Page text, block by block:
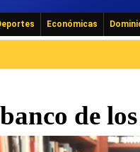
Económicas
de